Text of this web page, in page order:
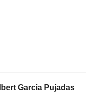
Garcia Pujadas